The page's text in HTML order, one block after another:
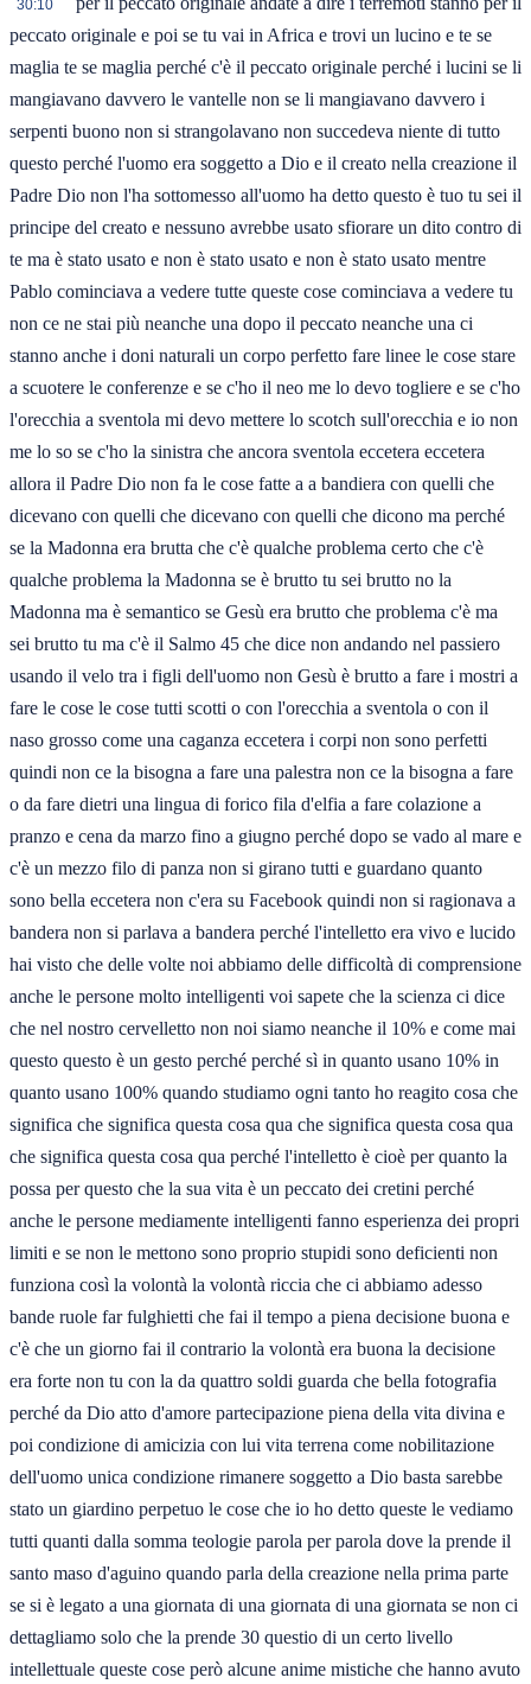
30:10
peccato originale e poi se tu vai in Africa e trovi un lucino e te se
maglia te se maglia perché c'è il peccato originale perché i lucini se li
mangiavano davvero le vantelle non se li mangiavano davvero i
serpenti buono non si strangolavano non succedeva niente di tutto
questo perché l'uomo era soggetto a Dio e il creato nella creazione il
Padre Dio non l'ha sottomesso all'uomo ha detto questo è tuo tu sei il
principe del creato e nessuno avrebbe usato sfiorare un dito contro di
te ma è stato usato e non è stato usato e non è stato usato mentre
Pablo cominciava a vedere tutte queste cose cominciava a vedere tu
non ce ne stai più neanche una dopo il peccato neanche una ci
stanno anche i doni naturali un corpo perfetto fare linee le cose stare
a scuotere le conferenze e se c'ho il neo me lo devo togliere e se c'ho
l'orecchia a sventola mi devo mettere lo scotch sull'orecchia e io non
me lo so se c'ho la sinistra che ancora sventola eccetera eccetera
allora il Padre Dio non fa le cose fatte a a bandiera con quelli che
dicevano con quelli che dicevano con quelli che dicono ma perché
se la Madonna era brutta che c'è qualche problema certo che c'è
qualche problema la Madonna se è brutto tu sei brutto no la
Madonna ma è semantico se Gesù era brutto che problema c'è ma
sei brutto tu ma c'è il Salmo 45 che dice non andando nel passiero
usando il velo tra i figli dell'uomo non Gesù è brutto a fare i mostri a
fare le cose le cose tutti scotti o con l'orecchia a sventola o con il
naso grosso come una caganza eccetera i corpi non sono perfetti
quindi non ce la bisogna a fare una palestra non ce la bisogna a fare
o da fare dietri una lingua di forico fila d'elfia a fare colazione a
pranzo e cena da marzo fino a giugno perché dopo se vado al mare e
c'è un mezzo filo di panza non si girano tutti e guardano quanto
sono bella eccetera non c'era su Facebook quindi non si ragionava a
bandera non si parlava a bandera perché l'intelletto era vivo e lucido
hai visto che delle volte noi abbiamo delle difficoltà di comprensione
anche le persone molto intelligenti voi sapete che la scienza ci dice
che nel nostro cervelletto non noi siamo neanche il 10% e come mai
questo questo è un gesto perché perché sì in quanto usano 10% in
quanto usano 100% quando studiamo ogni tanto ho reagito cosa che
significa che significa questa cosa qua che significa questa cosa qua
che significa questa cosa qua perché l'intelletto è cioè per quanto la
possa per questo che la sua vita è un peccato dei cretini perché
anche le persone mediamente intelligenti fanno esperienza dei propri
limiti e se non le mettono sono proprio stupidi sono deficienti non
funziona così la volontà la volontà riccia che ci abbiamo adesso
bande ruole far fulghietti che fai il tempo a piena decisione buona e
c'è che un giorno fai il contrario la volontà era buona la decisione
era forte non tu con la da quattro soldi guarda che bella fotografia
perché da Dio atto d'amore partecipazione piena della vita divina e
poi condizione di amicizia con lui vita terrena come nobilitazione
dell'uomo unica condizione rimanere soggetto a Dio basta sarebbe
stato un giardino perpetuo le cose che io ho detto queste le vediamo
tutti quanti dalla somma teologie parola per parola dove la prende il
santo maso d'aguino quando parla della creazione nella prima parte
se si è legato a una giornata di una giornata di una giornata se non ci
dettagliamo solo che la prende 30 questio di un certo livello
intellettuale queste cose però alcune anime mistiche che hanno avuto